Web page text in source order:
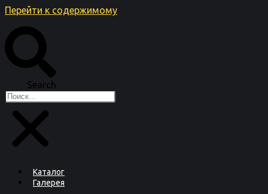
Перейти к содержимому
Search
Каталог
Галерея